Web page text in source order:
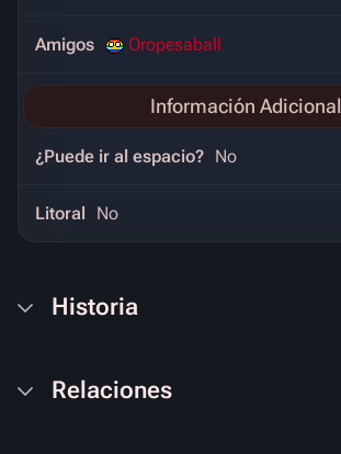
Amigos Oropesaball
Información Adicional
¿Puede ir al espacio? No
Litoral No
Historia
Relaciones